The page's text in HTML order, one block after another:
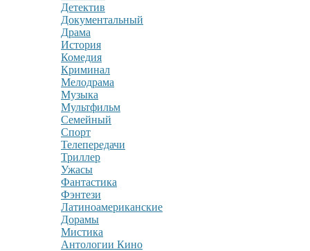
Детектив
Документальный
Драма
История
Комедия
Криминал
Мелодрама
Музыка
Мультфильм
Семейный
Спорт
Телепередачи
Триллер
Ужасы
Фантастика
Фэнтези
Латиноамериканские
Дорамы
Мистика
Антологии Кино